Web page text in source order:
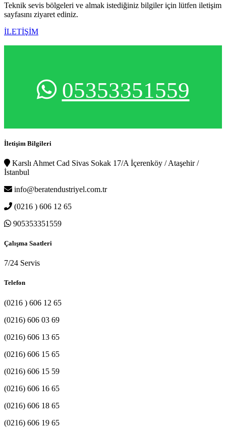
Teknik sevis bölgeleri ve almak istediğiniz bilgiler için lütfen iletişim
sayfasını ziyaret ediniz.
İLETİŞİM
05353351559
İletişim Bilgileri
Karslı Ahmet Cad Sivas Sokak 17/A İçerenköy / Ataşehir /
İstanbul
info@beratendustriyel.com.tr
(0216 ) 606 12 65
905353351559
Çalışma Saatleri
7/24 Servis
Telefon
(0216 ) 606 12 65
(0216) 606 03 69
(0216) 606 13 65
(0216) 606 15 65
(0216) 606 15 59
(0216) 606 16 65
(0216) 606 18 65
(0216) 606 19 65